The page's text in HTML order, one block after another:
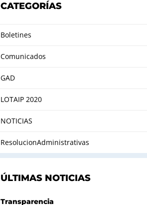
CATEGORÍAS
Boletines
Comunicados
GAD
LOTAIP 2020
NOTICIAS
ResolucionAdministrativas
ÚLTIMAS NOTICIAS
Transparencia